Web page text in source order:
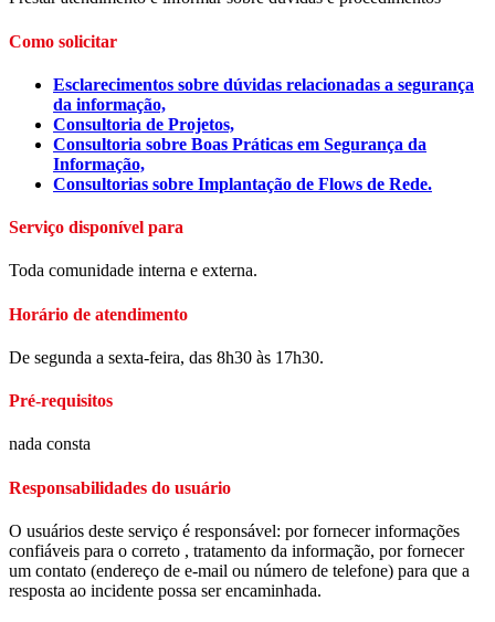
Como solicitar
Esclarecimentos sobre dúvidas relacionadas a segurança
da informação,
Consultoria de Projetos,
Consultoria sobre Boas Práticas em Segurança da
Informação,
Consultorias sobre Implantação de Flows de Rede.
Serviço disponível para
Toda comunidade interna e externa.
Horário de atendimento
De segunda a sexta-feira, das 8h30 às 17h30.
Pré-requisitos
nada consta
Responsabilidades do usuário
O usuários deste serviço é responsável: por fornecer informações
confiáveis para o correto , tratamento da informação, por fornecer
um contato (endereço de e-mail ou número de telefone) para que a
resposta ao incidente possa ser encaminhada.